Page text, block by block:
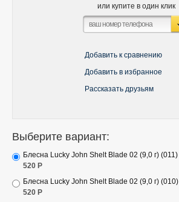
или купите в один клик
Добавить к сравнению
Добавить в избранное
Рассказать друзьям
Выберите вариант:
Блесна Lucky John Shelt Blade 02 (9,0 г) (011)
520 Р
Блесна Lucky John Shelt Blade 02 (9,0 г) (010)
520 Р